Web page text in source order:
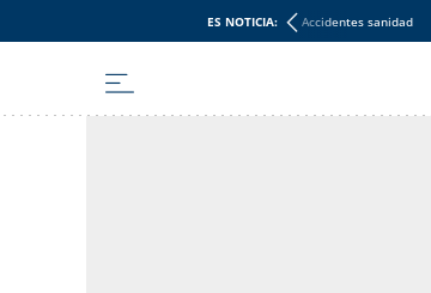
ES NOTICIA: Accidentes sanidad